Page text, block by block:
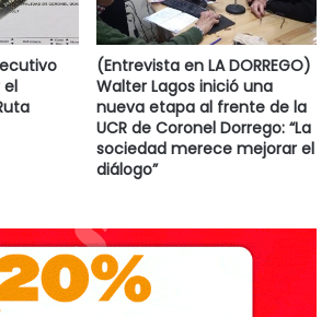
las municipalidades del 8 al 10. por
comunal.
estarían cerrado sería fijar límite al
público privado en al 10 por
1.000M USD).
puntos menores, está todo dado
martes se apruebe la Ley de Leyes y
de Vidal.
(Entrevista en LA DORREGO)
Walter Lagos inició una
nueva etapa al frente de la
UCR de Coronel Dorrego: “La
sociedad merece mejorar el
diálogo”